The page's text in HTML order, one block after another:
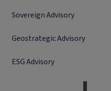
Sovereign Advisory
Geostrategic Advisory
ESG Advisory